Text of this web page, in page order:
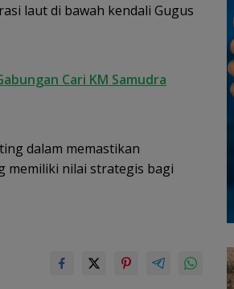
laut di bawah kendali Gugus
Cari KM Samudra
dalam memastikan
memiliki nilai strategis bagi